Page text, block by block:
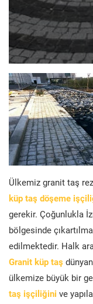
Ülkemiz granit taş
küp taş döşeme
gerekir. Çoğunlukla
bölgesinde
edilmektedir. Halk
Granit küp taş
ülkemize büyük bir
taş işçiliğini ve